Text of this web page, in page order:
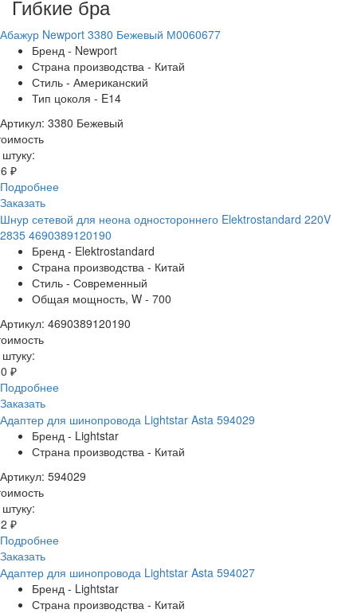
Гибкие бра
Абажур Newport 3380 Бежевый М0060677
Бренд - Newport
Страна производства - Китай
Стиль - Американский
Тип цоколя - E14
Артикул: 3380 Бежевый
₽
Подробнее
Заказать
Шнур сетевой для неона одностороннего Elektrostandard 220V
2835 4690389120190
Бренд - Elektrostandard
Страна производства - Китай
Стиль - Современный
Общая мощность, W - 700
Артикул: 4690389120190
₽
Подробнее
Заказать
Адаптер для шинопровода Lightstar Asta 594029
Бренд - Lightstar
Страна производства - Китай
Артикул: 594029
₽
Подробнее
Заказать
Адаптер для шинопровода Lightstar Asta 594027
Бренд - Lightstar
Страна производства - Китай